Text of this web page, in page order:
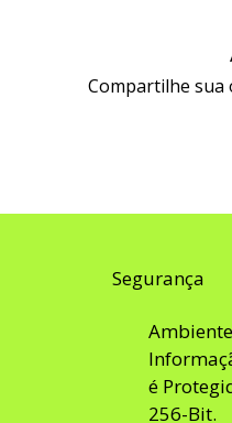
Compartilhe sua
Segurança
é
256-Bit.